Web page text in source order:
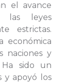
el avance
las leyes
estrictas.
económica
naciones y
Ha sido un
y apoyó los